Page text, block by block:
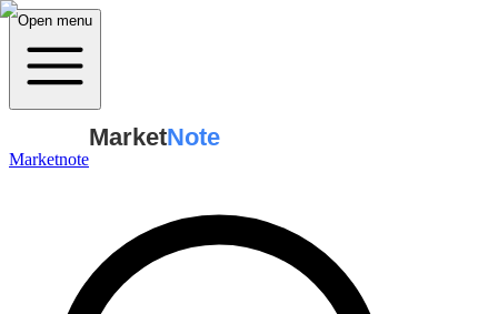
Open menu
Marketnote
MarketNote